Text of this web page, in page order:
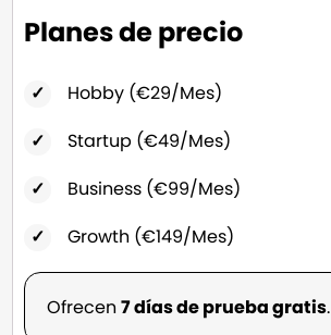
Planes de precio
Hobby (€29/Mes)
Startup (€49/Mes)
Business (€99/Mes)
Growth (€149/Mes)
Ofrecen7 días de prueba gratis.